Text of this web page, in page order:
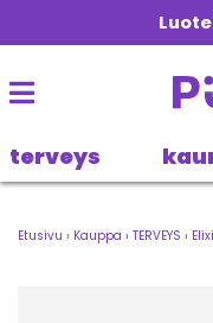
terveys
Etusivu › Kauppa › TERVEYS ›